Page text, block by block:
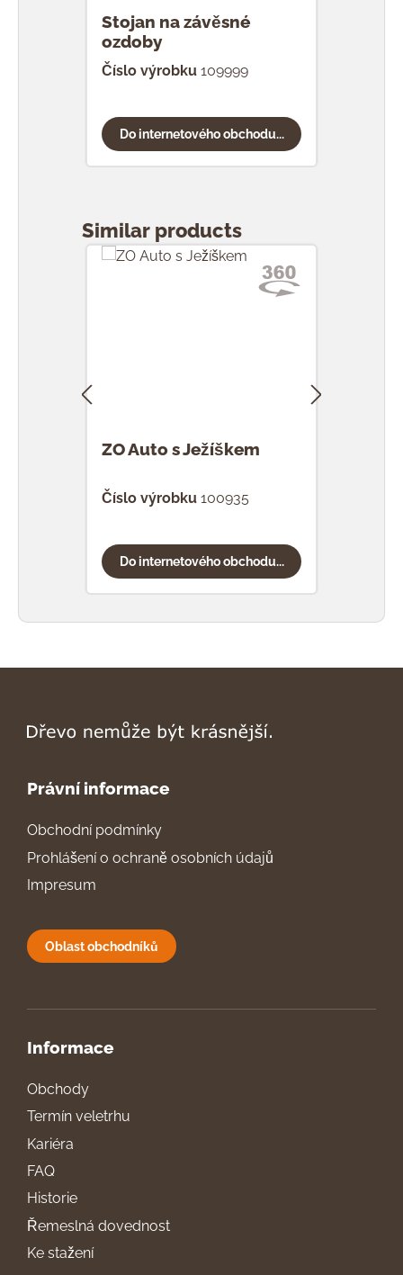
Stojan na závěsné
ozdoby
Číslo výrobku 109999
Do internetového obchodu...
Similar products
ZO Auto s Ježíškem
Číslo výrobku 100935
Do internetového obchodu...
Právní informace
Obchodní podmínky
Prohlášení o ochraně osobních údajů
Impresum
Oblast obchodníků
Informace
Obchody
Termín veletrhu
Kariéra
FAQ
Historie
Řemeslná dovednost
Ke stažení